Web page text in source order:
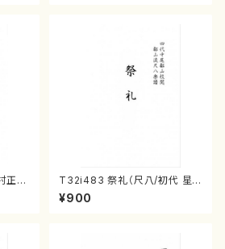
正
刊
T32i483 祭礼（尺八/初代 星
田一山/楽譜）都山流公刊楽譜曲
番:2191
¥900